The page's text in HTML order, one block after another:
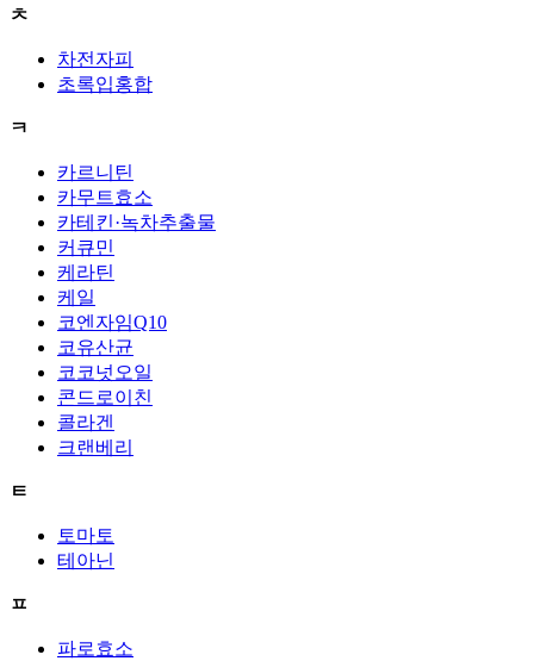
ㅊ
차전자피
초록입홍합
ㅋ
카르니틴
카무트효소
카테킨·녹차추출물
커큐민
케라틴
케일
코엔자임Q10
코유산균
코코넛오일
콘드로이친
콜라겐
크랜베리
ㅌ
토마토
테아닌
ㅍ
파로효소